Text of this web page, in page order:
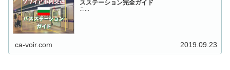
スステーション完全ガイド
こ...
ca-voir.com 2019.09.23